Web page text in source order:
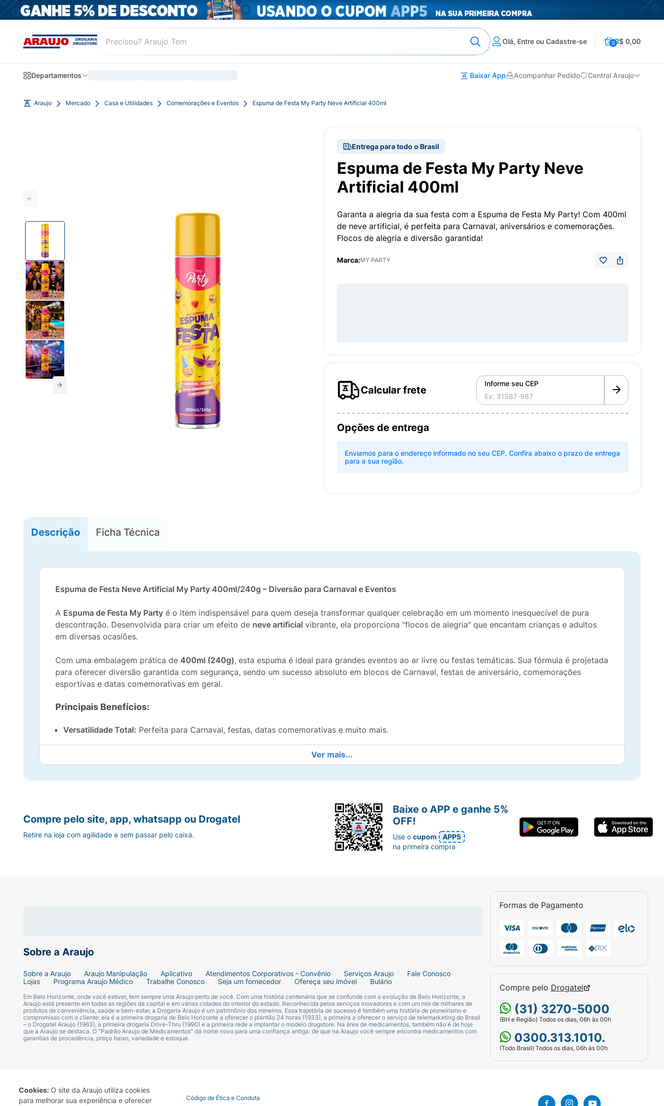
Cookies: O site da Araujo utiliza cookies
para melhorar sua experiência e oferecer
Olá, Entre ou Cadastre-se 0R$ 0,00
Departamentos Baixar App Acompanhar Pedido Central Araujo
Araujo Mercado Casa e Utilidades Comemorações e Eventos Espuma de Festa My Party Neve Artificial 400ml
Entrega para todo o Brasil
Espuma de Festa My Party Neve
Artificial 400ml
Garanta a alegria da sua festa com a Espuma de Festa My Party! Com 400ml
de neve artificial, é perfeita para Carnaval, aniversários e comemorações.
Flocos de alegria e diversão garantida!
Marca:MY PARTY
Calcular frete
Informe seu CEP
Opções de entrega
Enviamos para o endereço informado no seu CEP. Confira abaixo o prazo de entrega
para a sua região.
Descrição Ficha Técnica
Espuma de Festa Neve Artificial My Party 400ml/240g – Diversão para Carnaval e Eventos
A Espuma de Festa My Party é o item indispensável para quem deseja transformar qualquer celebração em um momento inesquecível de pura
descontração. Desenvolvida para criar um efeito de neve artificial vibrante, ela proporciona "flocos de alegria" que encantam crianças e adultos
em diversas ocasiões.
Com uma embalagem prática de 400ml (240g), esta espuma é ideal para grandes eventos ao ar livre ou festas temáticas. Sua fórmula é projetada
para oferecer diversão garantida com segurança, sendo um sucesso absoluto em blocos de Carnaval, festas de aniversário, comemorações
esportivas e datas comemorativas em geral.
Principais Benefícios:
Versatilidade Total: Perfeita para Carnaval, festas, datas comemorativas e muito mais.
Embalagem econômica de 400ml que garante a festa por mais tempo.
Lata aerosol de fácil manuseio para uma aplicação rápida e divertida.
Ver mais...
Sobre a Araujo
Sobre a Araujo Araujo Manipulação Aplicativo Atendimentos Corporativos - Convênio Serviços Araujo
Fale Conosco
Lojas
Programa Araujo Médico Trabalhe Conosco Seja um fornecedor Ofereça seu imóvel Bulário
Em Belo Horizonte, onde você estiver, tem sempre uma Araujo perto de você. Com uma história centenária que se confunde com a evolução de Belo Horizonte, a
Araujo está presente em todas as regiões da capital e em várias cidades do interior do estado. Reconhecida pelos serviços inovadores e com um mix de milhares de
produtos de conveniência, saúde e bem-estar, a Drogaria Araujo é um patrimônio dos mineiros. Essa trajetória de sucesso é também uma história de pioneirismo e
compromisso com o cliente: ela é a primeira drogaria de Belo Horizonte a oferecer o plantão 24 horas (1933), a primeira a oferecer o serviço de telemarketing do Brasil
– o Drogatel Araujo (1963), a primeira drogaria Drive-Thru (1990) e a primeira rede a implantar o modelo drugstore. Na área de medicamentos, também não é de hoje
que a Araujo se destaca. O “Padrão Araujo de Medicamentos” dá nome novo para uma confiança antiga: de que na Araujo você sempre encontra medicamentos com
garantias de procedência, preço baixo, variedade e estoque.
Formas de Pagamento
Compre pelo Drogatel
(31) 3270-5000
(BH e Região) Todos os dias, 06h às 00h
0300.313.1010.
(Todo Brasil) Todos os dias, 06h às 00h
Compre pelo site, app, whatsapp ou Drogatel
Retire na loja com agilidade e sem passar pelo caixa.
Baixe o APP e ganhe 5%
OFF!
Use ocupom
APP5
na primeira compra
Termo de Uso Portal da Privacidade Covid-19 Código de Ética e Conduta